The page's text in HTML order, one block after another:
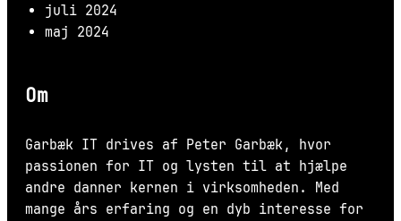
juli 2024
maj 2024
Om
Garbæk IT drives af Peter Garbæk, hvor
passionen for IT og lysten til at hjælpe
andre danner kernen i virksomheden. Med
mange års erfaring og en dyb interesse for